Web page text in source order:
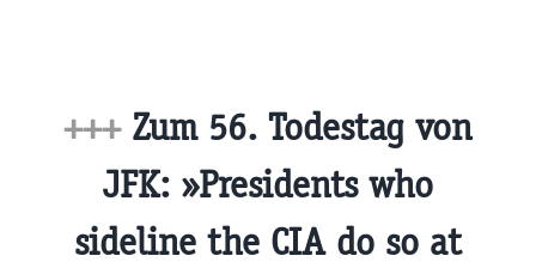
+++Zum 56. Todestag von
JFK: »Presidents who
sideline the CIA do so at